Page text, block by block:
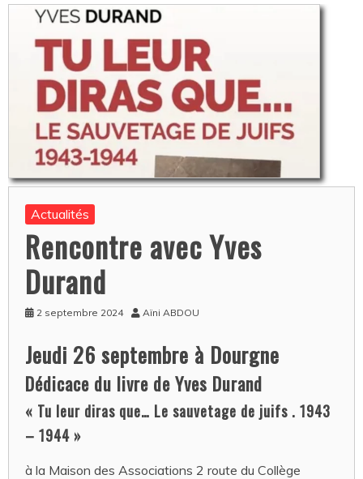
Actualités
Rencontre avec Yves
Durand
2 septembre 2024 Aïni ABDOU
Jeudi 26 septembre à Dourgne
Dédicace du livre de Yves Durand
« Tu leur diras que… Le sauvetage de juifs . 1943
– 1944 »
à la Maison des Associations 2 route du Collège